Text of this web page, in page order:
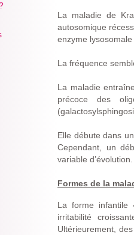
La maladie de
autosomique
enzyme
La fréquence
La maladie
précoce des
Elle débute dans
Cependant, un
variable d’évolution.
Formes de la
La forme infantile
irritabilité
Ultérieurement,